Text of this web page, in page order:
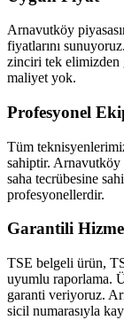
Arnavutköy
fiyatlarını
zinciri tek elimizden
maliyet yok.
Profesyonel
Tüm
sahiptir. Arnavutköy
saha tecrübesine
profesyonellerdir.
Garantili
TSE belgeli ürün,
uyumlu raporlama.
garanti veriyoruz.
sicil numarasıyla